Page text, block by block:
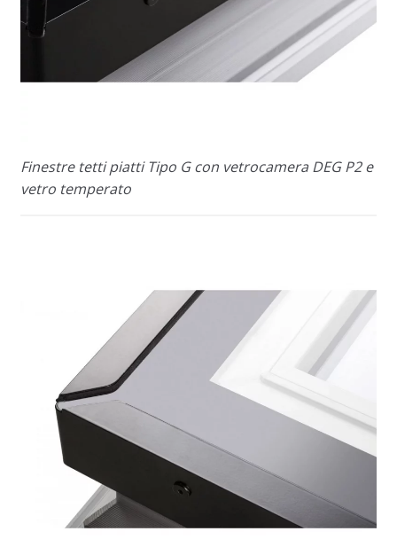
Finestre tetti piatti Tipo G con vetrocamera DEG P2 e
vetro temperato